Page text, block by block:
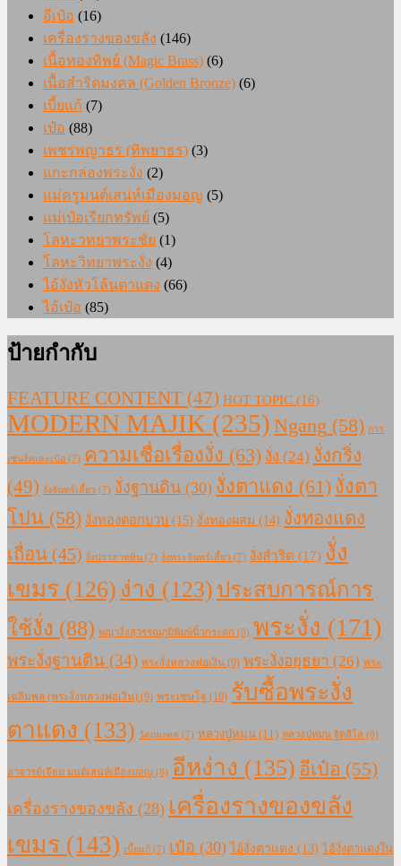
อีเป๋อ (16)
เครื่องรางของขลัง (146)
เนื้อทองทิพย์ (Magic Brass) (6)
เนื้อสำริดมงคล (Golden Bronze) (6)
เบี้ยแก้ (7)
เป๋อ (88)
เพชรพญาธร (ทิพยาธร) (3)
แกะกล่องพระงั่ง (2)
แม่ครูมนต์เสน่ห์เมืองมอญ (5)
แม่เป๋อเรียกทรัพย์ (5)
โลหะวทยาพระชัย (1)
โลหะวิทยาพระงั่ง (4)
ไอ้งั่งหัวโล้นตาแดง (66)
ไอ้เป๋อ (85)
ป้ายกำกับ
FEATURE CONTENT (47) HOT TOPIC (16)
MODERN MAJIK (235) Ngang (58) การ
เซ่นงั่งและเป๋อ (7) ความเชื่อเรื่องงั่ง (63) งั่ง (24) งั่งกริ่ง
(49) งั่งจันทร์เสี้ยว (7) งั่งฐานดิน (30) งั่งตาแดง (61) งั่งตา
โปน (58) งั่งทองดอกบวบ (15) งั่งทองผสม (14) งั่งทองแดง
เถื่อน (45) งั่งปราสาทหิน (7) งั่งพระจันทร์เสี้ยว (7) งั่งสำริด (17) งั่ง
เขมร (126) ง่าง (123) ประสบการณ์การ
ใช้งั่ง (88) พญางั่งสุวรรณภูมิพิมพ์นิ้วกระดก (8) พระงั่ง (171)
พระงั่งฐานดิน (34) พระงั่งหลวงพ่อเงิน (9) พระงั่งอยุธยา (26) พระ
เฉลิมพล (พระงั่งหลวงพ่อเงิน) (9) พระเชษโฐ (10) รับซื้อพระงั่ง
ตาแดง (133) วัตถุมงคล (7) หลวงปู่หมุน (11) หลวงปู่หมุน ฐิตสีโล (8)
อาจารย์เจียม มนต์เสน่ห์เมืองมอญ (8) อีหง่าง (135) อีเป๋อ (55)
เครื่องรางของขลัง (28) เครื่องรางของขลัง
เขมร (143) เบี้ยแก้ (7) เป๋อ (30) ไอ้งั่งตาแดง (13) ไอ้งั่งตาแดงใน